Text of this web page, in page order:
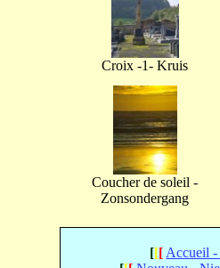
Croix -1- Kruis
Coucher de soleil -
Zonsondergang
[[[ Accueil -